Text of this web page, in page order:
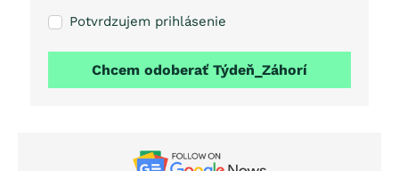
Potvrdzujem prihlásenie
Chcem odoberať Týdeň_Záhorí